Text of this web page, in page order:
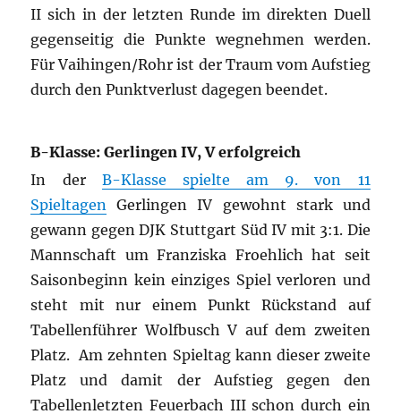
II sich in der letzten Runde im direkten Duell
gegenseitig die Punkte wegnehmen werden.
Für Vaihingen/Rohr ist der Traum vom Aufstieg
durch den Punktverlust dagegen beendet.
B-Klasse: Gerlingen IV, V erfolgreich
In der B-Klasse spielte am 9. von 11
Spieltagen
Gerlingen IV gewohnt stark und
gewann gegen DJK Stuttgart Süd IV mit 3:1. Die
Mannschaft um Franziska Froehlich hat seit
Saisonbeginn kein einziges Spiel verloren und
steht mit nur einem Punkt Rückstand auf
Tabellenführer Wolfbusch V auf dem zweiten
Platz. Am zehnten Spieltag kann dieser zweite
Platz und damit der Aufstieg gegen den
Tabellenletzten Feuerbach III schon durch ein